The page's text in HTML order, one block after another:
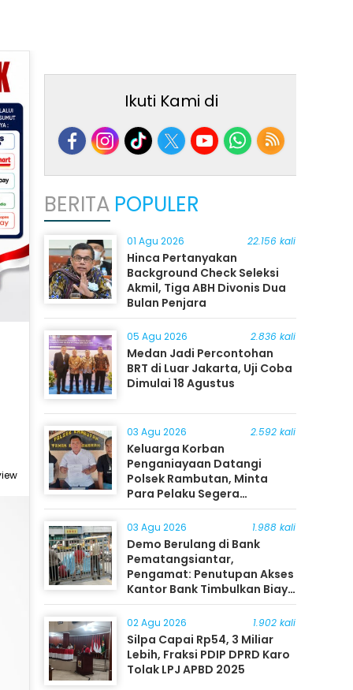
Ikuti Kami di
BERITA POPULER
01 Agu 2026 22.156 kali
Hinca Pertanyakan
Background Check Seleksi
Akmil, Tiga ABH Divonis Dua
Bulan Penjara
05 Agu 2026 2.836 kali
Medan Jadi Percontohan
BRT di Luar Jakarta, Uji Coba
Dimulai 18 Agustus
03 Agu 2026 2.592 kali
Keluarga Korban
Penganiayaan Datangi
Polsek Rambutan, Minta
Para Pelaku Segera
Ditangkap
03 Agu 2026 1.988 kali
Demo Berulang di Bank
Pematangsiantar,
Pengamat: Penutupan Akses
Kantor Bank Timbulkan Biaya
Ekonomi bagi Masyarakat
02 Agu 2026 1.902 kali
Silpa Capai Rp54, 3 Miliar
Lebih, Fraksi PDIP DPRD Karo
Tolak LPJ APBD 2025